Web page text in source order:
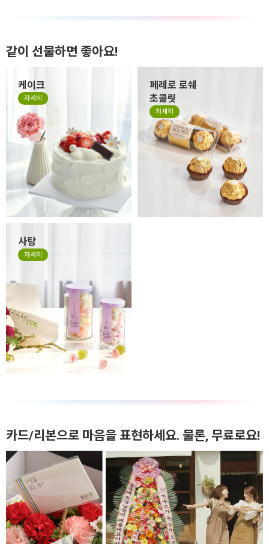
같이 선물하면 좋아요!
케이크
자세히
페레로 로쉐
초콜릿
자세히
사탕
자세히
카드/리본으로 마음을 표현하세요. 물론, 무료로요!